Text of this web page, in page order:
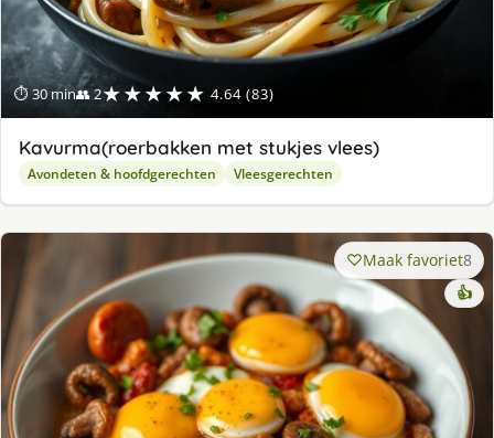
⏱ 30 min👥 2★★★★★ 4.64 (83)
Kavurma(roerbakken met stukjes vlees)
Avondeten & hoofdgerechten Vleesgerechten
Maak favoriet8
👍